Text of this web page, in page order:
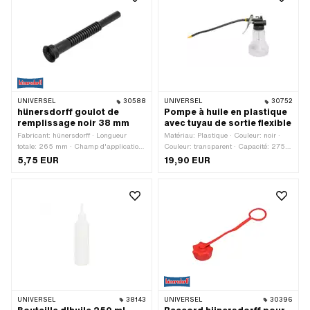
UNIVERSEL 30588
hünersdorff goulot de
remplissage noir 38 mm
Fabricant: hünersdorff · Longueur
totale: 265 mm · Champ d'application:
Accessoires d'atelier
5,75 EUR
UNIVERSEL 30752
Pompe à huile en plastique
avec tuyau de sortie flexible
Matériau: Plastique · Couleur: noir ·
Couleur: transparent · Capacité: 275
ml · Surface: bruts · Champ
19,90 EUR
UNIVERSEL 38143 UNIVERSEL 30396